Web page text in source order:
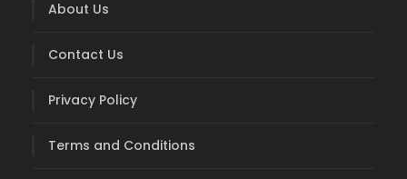
About Us
Contact Us
Privacy Policy
Terms and Conditions